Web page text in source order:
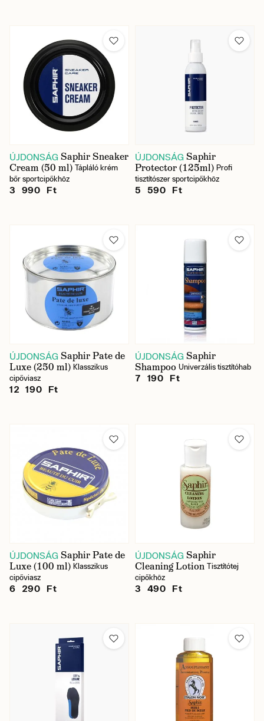
ÚJDONSÁG Saphir Sneaker
Cream (50 ml) Tápláló krém
bőr sportcipőkhöz
3 990 Ft
ÚJDONSÁG Saphir
Protector (125ml) Profi
tisztítószer sportcipőkhöz
5 590 Ft
ÚJDONSÁG Saphir Pate de
Luxe (250 ml) Klasszikus
cipőviasz
12 190 Ft
ÚJDONSÁG Saphir
Shampoo Univerzális tisztítóhab
7 190 Ft
ÚJDONSÁG Saphir Pate de
Luxe (100 ml) Klasszikus
cipőviasz
6 290 Ft
ÚJDONSÁG Saphir
Cleaning Lotion Tisztítótej
cipőkhöz
3 490 Ft